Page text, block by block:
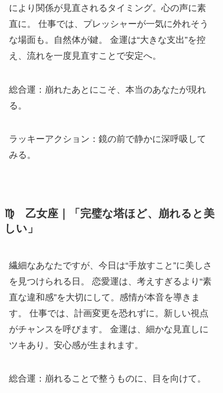
により関係が見直されるタイミング。心の声に素
直に。 仕事では、プレッシャーが一気に外れそう
な場面も。自然体が鍵。 金運は“大きな支出”を控
え、流れを一度見直すことで安定へ。
総合運：崩れたあとにこそ、本当のあなたが現れ
る。
ラッキーアクション：鏡の前で静かに深呼吸して
みる。
♍ 乙女座｜「完璧な塔ほど、崩れると美
しい」
繊細なあなたですが、今日は“手放すこと”に美しさ
を見つけられる日。 恋愛運は、考えすぎるより“素
直な違和感”を大切にして。感情が本音を導きま
す。 仕事では、計画変更を恐れずに。新しい視点
がチャンスを呼びます。 金運は、細かな見直しに
ツキあり。安心感が生まれます。
総合運：崩れることで整うものに、目を向けて。